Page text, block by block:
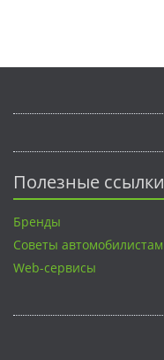
Полезные ссылки
Бренды
Советы автомобилистам
Web-сервисы